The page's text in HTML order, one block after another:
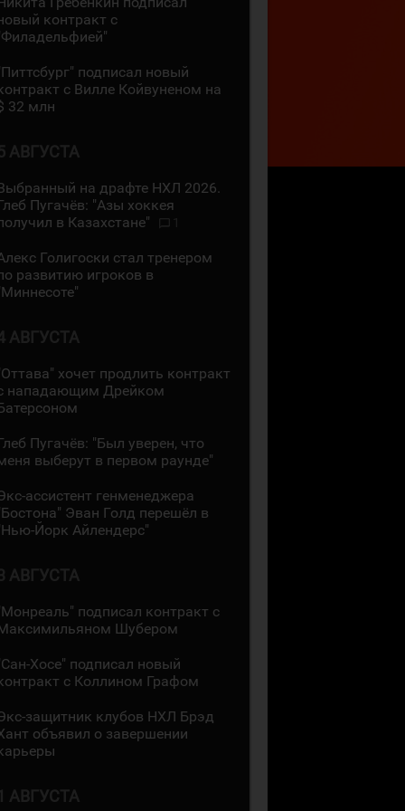
контракт с
подписал новый
с Вилле Койвуненом на
32 млн
АВГУСТА
на драфте НХЛ 2026.
Пугачёв: "Азы хоккея
в Казахстане"
Голигоски стал тренером
развитию игроков в
АВГУСТА
хочет продлить контракт
нападающим Дрейком
Пугачёв: "Был уверен, что
выберут в первом раунде"
ассистент генменеджера
Эван Голд перешёл в
Йорк Айлендерс"
АВГУСТА
подписал контракт с
Шубером
Хосе" подписал новый
с Коллином Графом
защитник клубов НХЛ Брэд
объявил о завершении
АВГУСТА